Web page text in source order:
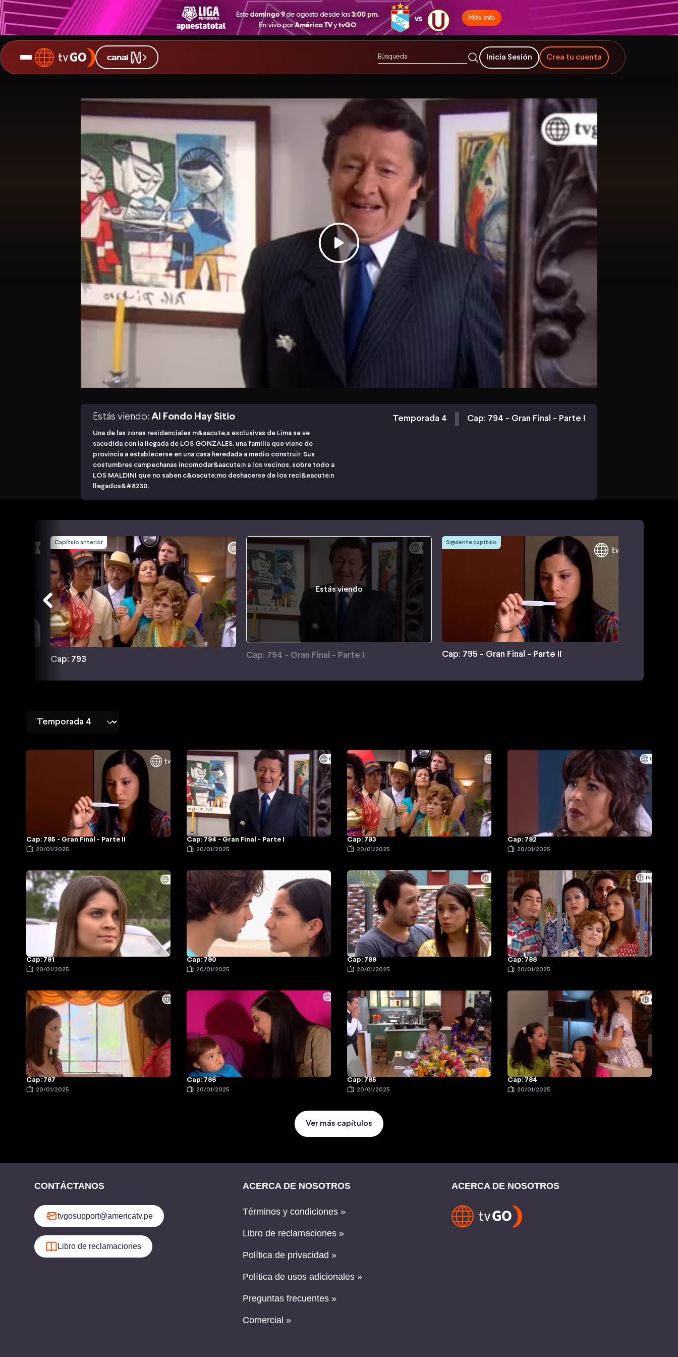
Inicia Sesión Crea tu cuenta
Estás viendo: Al Fondo Hay Sitio
Una de las zonas residenciales m&aacute;s exclusivas de Lima se ve
sacudida con la llegada de LOS GONZALES, una familia que viene de
provincia a establecerse en una casa heredada a medio construir. Sus
costumbres campechanas incomodar&aacute;n a los vecinos, sobre todo a
LOS MALDINI que no saben c&oacute;mo deshacerse de los reci&eacute;n
llegados&#8230;
Temporada 4 Cap: 794 - Gran Final - Parte I
Capítulo anterior
Cap: 793
Estás viendo
Cap: 794 - Gran Final - Parte I
Siguiente capítulo
Cap: 795 - Gran Final - Parte II
Cap: 795 - Gran Final - Parte II
20/01/2025
Cap: 794 - Gran Final - Parte I
20/01/2025
Cap: 793
20/01/2025
Cap: 792
20/01/2025
Cap: 791
20/01/2025
Cap: 790
20/01/2025
Cap: 789
20/01/2025
Cap: 788
20/01/2025
Cap: 787
20/01/2025
Cap: 786
20/01/2025
Cap: 785
20/01/2025
Cap: 784
20/01/2025
Ver más capítulos
CONTÁCTANOS
tvgosupport@americatv.pe
Libro de reclamaciones
ACERCA DE NOSOTROS
Términos y condiciones »
Libro de reclamaciones »
Política de privacidad »
Política de usos adicionales »
Preguntas frecuentes »
Comercial »
ACERCA DE NOSOTROS